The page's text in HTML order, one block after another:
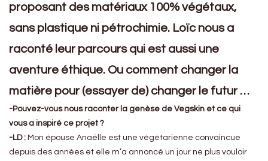
proposant des matériaux 100% végétaux,
sans plastique ni pétrochimie. Loïc nous a
raconté leur parcours qui est aussi une
aventure éthique. Ou comment changer la
matière pour (essayer de) changer le futur …
-Pouvez-vous nous raconter la genèse de Vegskin et ce qui
vous a inspiré ce projet ?
-LD : Mon épouse Anaëlle est une végétarienne convaincue
depuis des années et elle m’a annoncé un jour ne plus vouloir